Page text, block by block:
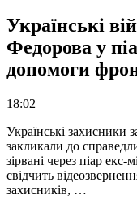
Українські
Федорова у
допомоги
18:02
Українські захисники
закликали до
зірвані через піар
свідчить
захисників, …